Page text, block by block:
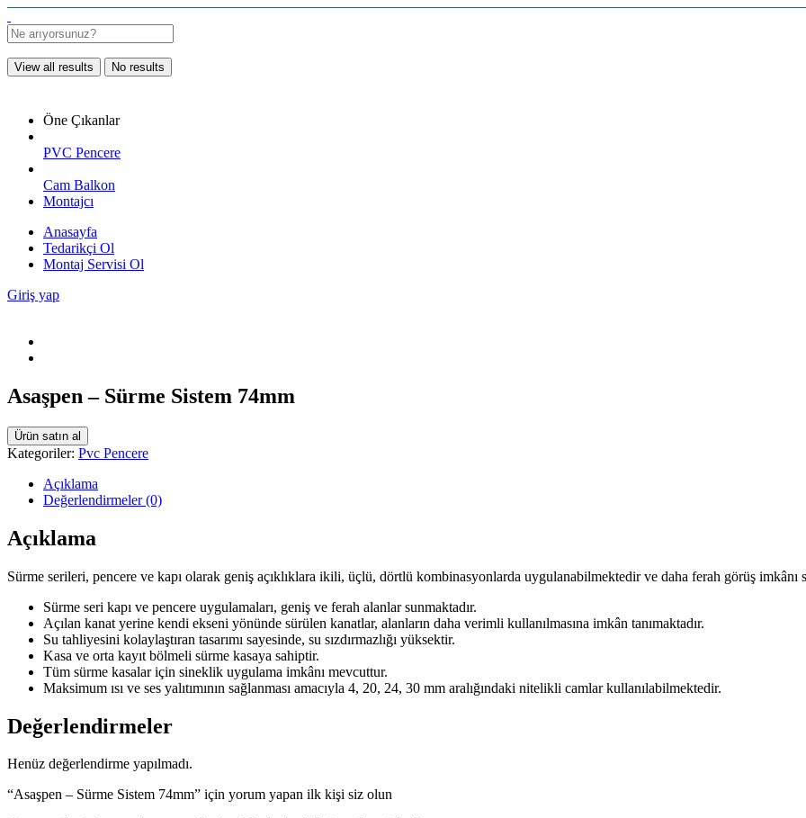
View all results No results
Öne Çıkanlar
PVC Pencere
Cam Balkon
Montajcı
Anasayfa
Tedarikçi Ol
Montaj Servisi Ol
Giriş yap
Asaşpen – Sürme Sistem 74mm
Ürün satın al
Kategoriler: Pvc Pencere
Açıklama
Değerlendirmeler (0)
Açıklama
Sürme serileri, pencere ve kapı olarak geniş açıklıklara ikili, üçlü, dörtlü kombinasyonlarda uygulanabilmektedir ve daha ferah görüş imkânı
Sürme seri kapı ve pencere uygulamaları, geniş ve ferah alanlar sunmaktadır.
Açılan kanat yerine kendi ekseni yönünde sürülen kanatlar, alanların daha verimli kullanılmasına imkân tanımaktadır.
Su tahliyesini kolaylaştıran tasarımı sayesinde, su sızdırmazlığı yüksektir.
Kasa ve orta kayıt bölmeli sürme kasaya sahiptir.
Tüm sürme kasalar için sineklik uygulama imkânı mevcuttur.
Maksimum ısı ve ses yalıtımının sağlanması amacıyla 4, 20, 24, 30 mm aralığındaki nitelikli camlar kullanılabilmektedir.
Değerlendirmeler
Henüz değerlendirme yapılmadı.
“Asaşpen – Sürme Sistem 74mm” için yorum yapan ilk kişi siz olun